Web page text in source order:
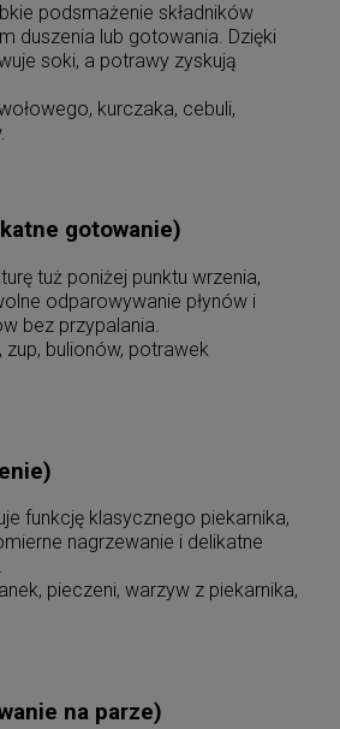
podsmażenie składników
duszenia lub gotowania. Dzięki
soki, a potrawy zyskują
kurczaka, cebuli,
gotowanie)
tuż poniżej punktu wrzenia,
odparowywanie płynów i
bez przypalania.
zup, bulionów, potrawek
funkcję klasycznego piekarnika,
nagrzewanie i delikatne
pieczeni, warzyw z piekarnika,
na parze)